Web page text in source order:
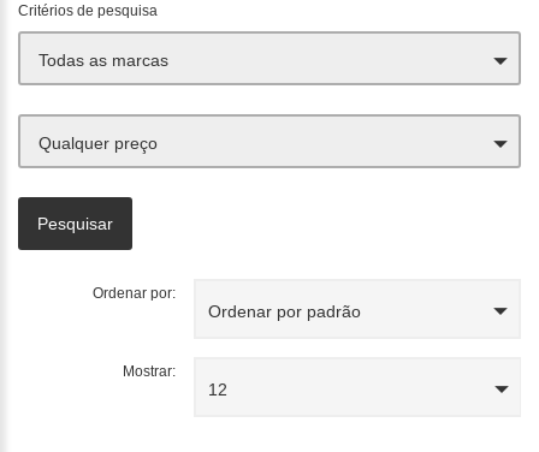
Critérios de pesquisa
Todas as marcas
Qualquer preço
Ordenar por:
Ordenar por padrão
Mostrar:
12